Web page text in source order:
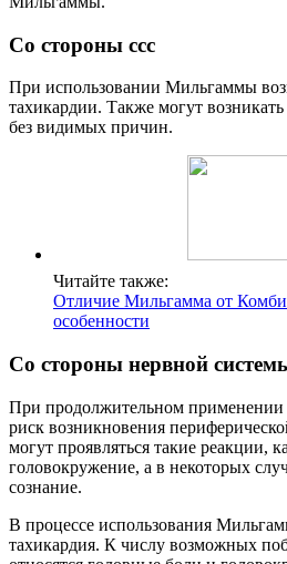
Cо стороны ccc
При использовании Мильгаммы
тахикардии. Также могут
без видимых причин.
Читайте также:
Отличие Мильгамма от
особенности
Cо стороны нервной
При продолжительном
риск возникновения
могут проявляться такие реакции,
головокружение, а в некоторых
сознание.
В процессе использования
тахикардия. К числу возможных